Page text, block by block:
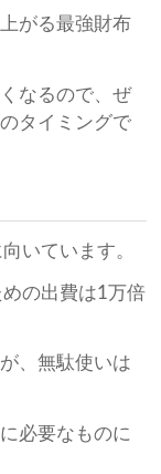
がる最強財布
なるので、ぜ
タイミングで
いています。
の出費は1万倍
、無駄使いは
必要なものに